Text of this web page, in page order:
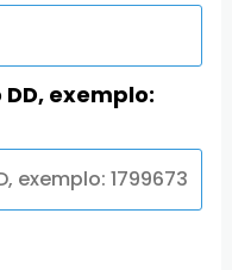
exemplo: